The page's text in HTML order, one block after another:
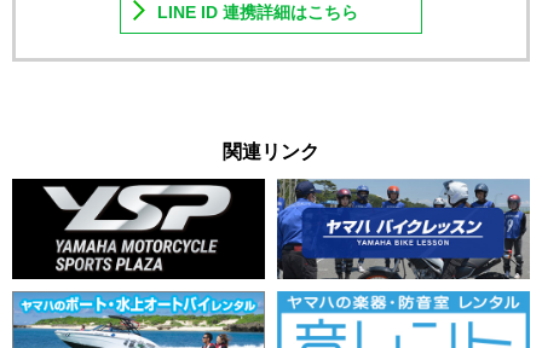
LINE ID 連携詳細はこちら
関連リンク